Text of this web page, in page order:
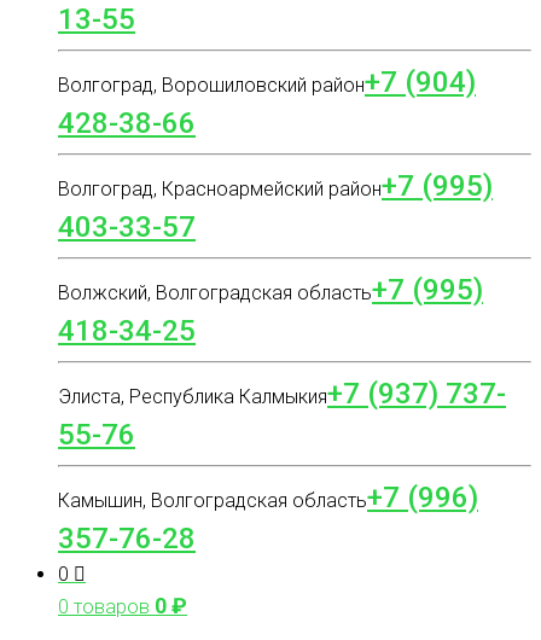
13-55
Волгоград, Ворошиловский район+7 (904)
428-38-66
Волгоград, Красноармейский район+7 (995)
403-33-57
Волжский, Волгоградская область+7 (995)
418-34-25
Элиста, Республика Калмыкия+7 (937) 737-
55-76
Камышин, Волгоградская область+7 (996)
357-76-28
0
0 товаров 0₽